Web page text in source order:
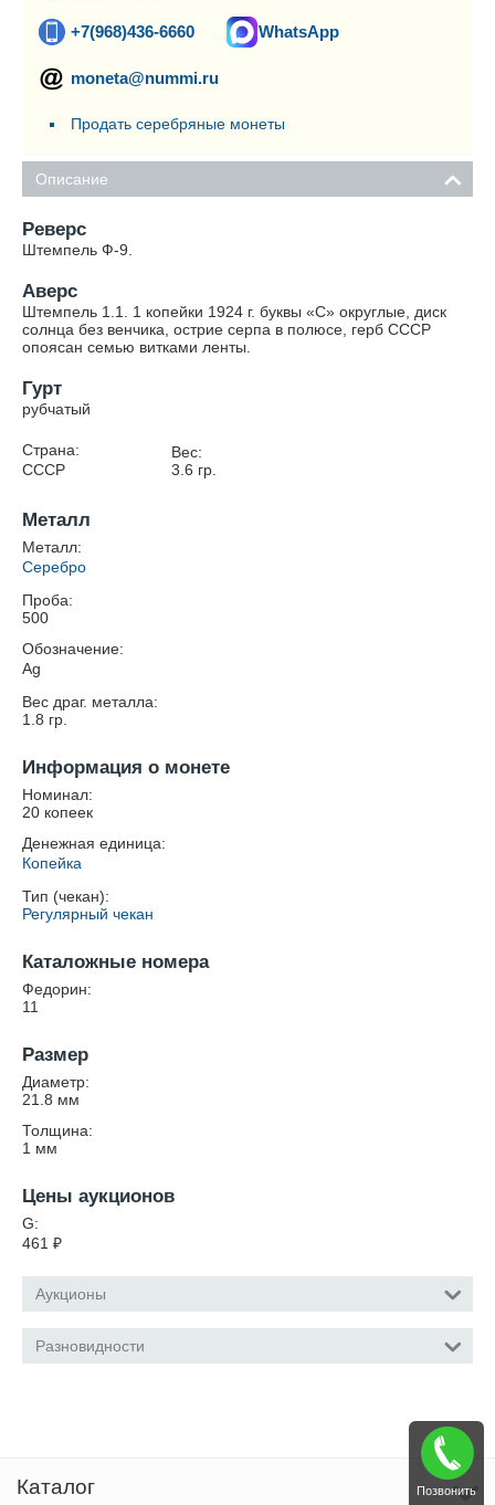
+7(968)436-6660 WhatsApp
moneta@nummi.ru
Продать серебряные монеты
Описание
Реверс
Штемпель Ф-9.
Аверс
Штемпель 1.1. 1 копейки 1924 г. буквы «С» округлые, диск
солнца без венчика, острие серпа в полюсе, герб СССР
опоясан семью витками ленты.
Гурт
рубчатый
Страна:
СССР
Вес:
3.6 гр.
Металл
Металл:
Серебро
Проба:
500
Обозначение:
Ag
Вес драг. металла:
1.8 гр.
Информация о монете
Номинал:
20 копеек
Денежная единица:
Копейка
Тип (чекан):
Регулярный чекан
Каталожные номера
Федорин:
11
Размер
Диаметр:
21.8 мм
Толщина:
1 мм
Цены аукционов
G:
461 ₽
Аукционы
Разновидности
Каталог Позвонить